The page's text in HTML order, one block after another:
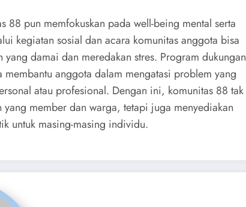
88 pun memfokuskan pada well-being mental serta
kegiatan sosial dan acara komunitas anggota bisa
damai dan meredakan stres. Program dukungan
anggota dalam mengatasi problem yang
atau profesional. Dengan ini, komunitas 88 tak
member dan warga, tetapi juga menyediakan
untuk masing-masing individu.